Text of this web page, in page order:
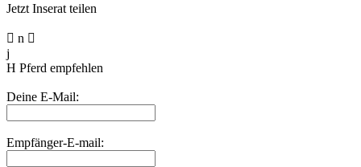
Jetzt Inserat teilen
 n 
j
H Pferd empfehlen
Deine E-Mail:
Empfänger-E-mail: